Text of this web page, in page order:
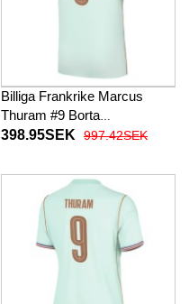
Billiga Frankrike Marcus
Thuram #9 Borta
fotbollskläder VM 2026
398.95SEK 997.42SEK